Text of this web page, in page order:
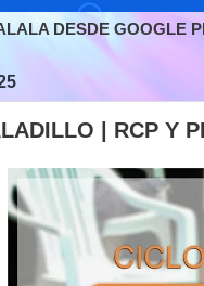
DESDE GOOGLE
| RCP Y